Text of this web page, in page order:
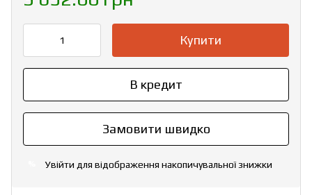
Купити
В кредит
Замовити швидко
Увійти для відображення накопичувальної знижки